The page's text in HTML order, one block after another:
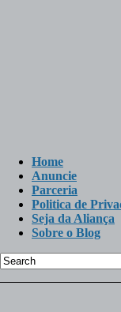
Home
Anuncie
Parceria
Politica de
Seja da Aliança
Sobre o Blog